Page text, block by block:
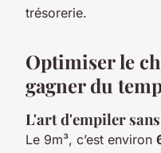
trésorerie.
Optimiser le
gagner du
L'art d'empiler
Le 9m³, c’est environ